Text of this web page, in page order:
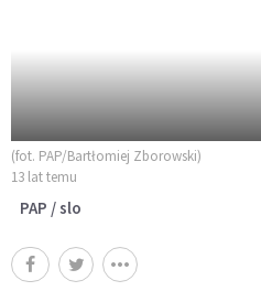
(fot. PAP/Bartłomiej Zborowski)
13 lat temu
PAP / slo